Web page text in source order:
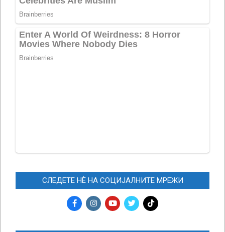
СЛЕДЕТЕ НЀ НА СОЦИЈАЛНИТЕ МРЕЖИ